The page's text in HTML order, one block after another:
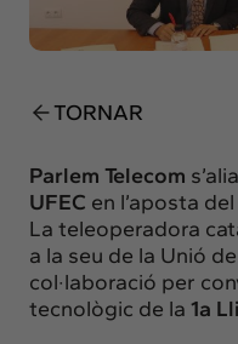
TORNAR
Parlem Telecom
UFEC en l’aposta
La teleoperadora
a la seu de la Unió
col·laboració per
tecnològic de la 1a